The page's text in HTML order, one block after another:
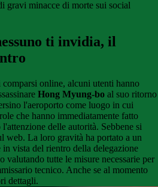
gravi minacce di morte sui social
ti invidia, il
online, alcuni utenti hanno
Hong Myung-bo al suo ritorno
l'aeroporto come luogo in cui
che hanno immediatamente fatto
delle autorità. Sebbene si
web. La loro gravità ha portato a un
vista del rientro della delegazione
valutando tutte le misure necessarie per
tecnico. Anche se al momento
dettagli.